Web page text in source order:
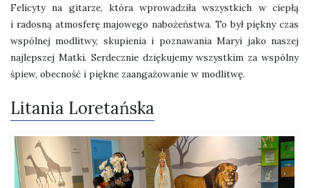
Felicyty na gitarze, która wprowadziła wszystkich w ciepłą
i radosną atmosferę majowego nabożeństwa. To był piękny czas
wspólnej modlitwy, skupienia i poznawania Maryi jako naszej
najlepszej Matki. Serdecznie dziękujemy wszystkim za wspólny
śpiew, obecność i piękne zaangażowanie w modlitwę.
Litania Loretańska